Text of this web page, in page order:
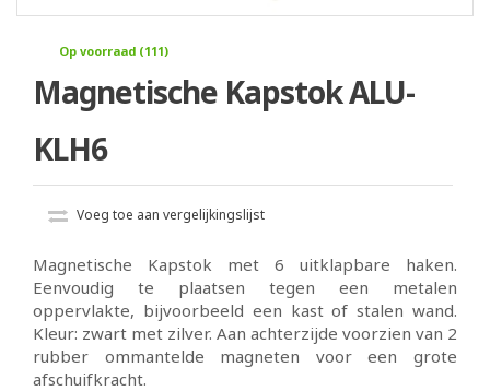
Op voorraad (111)
Magnetische Kapstok ALU-
KLH6
Voeg toe aan vergelijkingslijst
Magnetische Kapstok met 6 uitklapbare haken.
Eenvoudig te plaatsen tegen een metalen
oppervlakte, bijvoorbeeld een kast of stalen wand.
Kleur: zwart met zilver. Aan achterzijde voorzien van 2
rubber ommantelde magneten voor een grote
afschuifkracht.